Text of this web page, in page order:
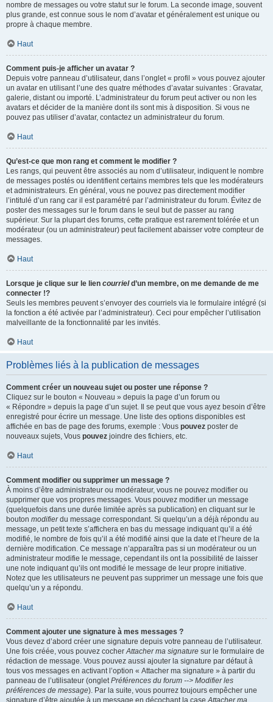
nombre de messages ou votre statut sur le forum. La seconde image, souvent
plus grande, est connue sous le nom d’avatar et généralement est unique ou
propre à chaque membre.
Haut
Comment puis-je afficher un avatar ?
Depuis votre panneau d’utilisateur, dans l’onglet « profil » vous pouvez ajouter
un avatar en utilisant l’une des quatre méthodes d’avatar suivantes : Gravatar,
galerie, distant ou importé. L’administrateur du forum peut activer ou non les
avatars et décider de la manière dont ils sont mis à disposition. Si vous ne
pouvez pas utiliser d’avatar, contactez un administrateur du forum.
Haut
Qu’est-ce que mon rang et comment le modifier ?
Les rangs, qui peuvent être associés au nom d’utilisateur, indiquent le nombre
de messages postés ou identifient certains membres tels que les modérateurs
et administrateurs. En général, vous ne pouvez pas directement modifier
l’intitulé d’un rang car il est paramétré par l’administrateur du forum. Évitez de
poster des messages sur le forum dans le seul but de passer au rang
supérieur. Sur la plupart des forums, cette pratique est rarement tolérée et un
modérateur (ou un administrateur) peut facilement abaisser votre compteur de
messages.
Haut
Lorsque je clique sur le lien courrield’un membre, on me demande de me
connecter !?
Seuls les membres peuvent s’envoyer des courriels via le formulaire intégré (si
la fonction a été activée par l’administrateur). Ceci pour empêcher l’utilisation
malveillante de la fonctionnalité par les invités.
Haut
Problèmes liés à la publication de messages
Comment créer un nouveau sujet ou poster une réponse ?
Cliquez sur le bouton « Nouveau » depuis la page d’un forum ou
« Répondre » depuis la page d’un sujet. Il se peut que vous ayez besoin d’être
enregistré pour écrire un message. Une liste des options disponibles est
affichée en bas de page des forums, exemple : Vous pouvez poster de
nouveaux sujets, Vous pouvez joindre des fichiers, etc.
Haut
Comment modifier ou supprimer un message ?
À moins d’être administrateur ou modérateur, vous ne pouvez modifier ou
supprimer que vos propres messages. Vous pouvez modifier un message
(quelquefois dans une durée limitée après sa publication) en cliquant sur le
bouton modifierdu message correspondant. Si quelqu’un a déjà répondu au
message, un petit texte s’affichera en bas du message indiquant qu’il a été
modifié, le nombre de fois qu’il a été modifié ainsi que la date et l’heure de la
dernière modification. Ce message n’apparaîtra pas si un modérateur ou un
administrateur modifie le message, cependant ils ont la possibilité de laisser
une note indiquant qu’ils ont modifié le message de leur propre initiative.
Notez que les utilisateurs ne peuvent pas supprimer un message une fois que
quelqu’un y a répondu.
Haut
Comment ajouter une signature à mes messages ?
Vous devez d’abord créer une signature depuis votre panneau de l’utilisateur.
Une fois créée, vous pouvez cocherAttacher ma signature sur le formulaire de
rédaction de message. Vous pouvez aussi ajouter la signature par défaut à
tous vos messages en activant l’option « Attacher ma signature » à partir du
panneau de l’utilisateur (ongletPréférences du forum --> Modifier les
préférences de message). Par la suite, vous pourrez toujours empêcher une
signature d’être ajoutée à un message en décochant la caseAttacher ma